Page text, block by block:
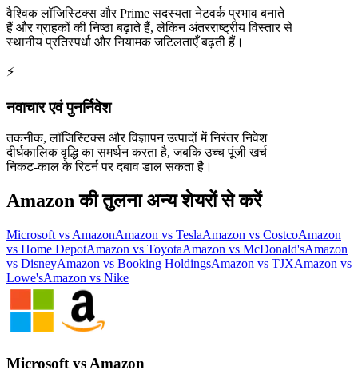
वैश्विक लॉजिस्टिक्स और Prime सदस्यता नेटवर्क प्रभाव बनाते
हैं और ग्राहकों की निष्ठा बढ़ाते हैं, लेकिन अंतरराष्ट्रीय विस्तार से
स्थानीय प्रतिस्पर्धा और नियामक जटिलताएँ बढ़ती हैं।
⚡
नवाचार एवं पुनर्निवेश
तकनीक, लॉजिस्टिक्स और विज्ञापन उत्पादों में निरंतर निवेश
दीर्घकालिक वृद्धि का समर्थन करता है, जबकि उच्च पूंजी खर्च
निकट-काल के रिटर्न पर दबाव डाल सकता है।
Amazon की तुलना अन्य शेयरों से करें
Microsoft vs AmazonAmazon vs TeslaAmazon vs CostcoAmazon
vs Home DepotAmazon vs ToyotaAmazon vs McDonald'sAmazon
vs DisneyAmazon vs Booking HoldingsAmazon vs TJXAmazon vs
Lowe'sAmazon vs Nike
Microsoft vs Amazon